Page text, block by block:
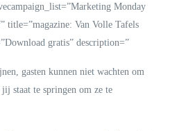
Monday
title=”magazine: Van Volle Tafels
gratis” description=”
gasten kunnen niet wachten om
staat te springen om ze te